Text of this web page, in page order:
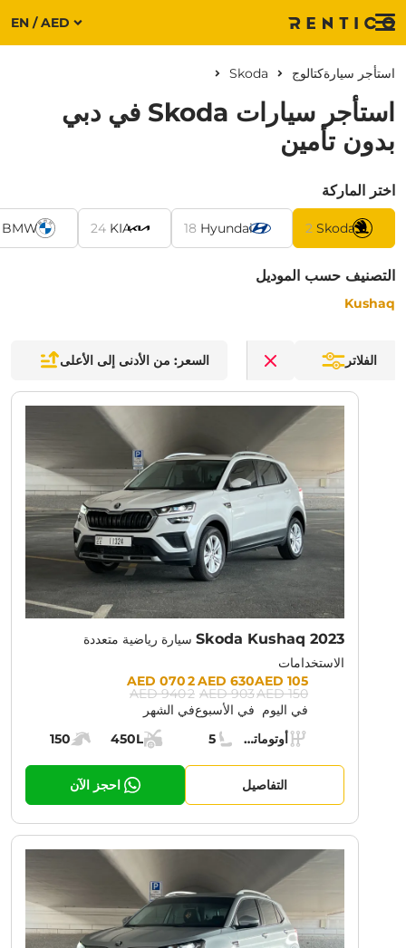
EN / AED
Menu
استأجر سيارات Skoda في دبي
بدون تأمين
استأجر سيارةكتالوج Skoda
اختر الماركة
Skoda
2
Hyundai
18
KIA
24
BMW
التصنيف حسب الموديل
Kushaq
الفلاتر
Clear filters
السعر: من الأدنى إلى الأعلى
Skoda Kushaq 2023 سيارة رياضية متعددة
الاستخدامات
Prices:
105 AED
150 AED
في اليوم
630 AED
903 AED
في الأسبوع
2 070 AED
2 940 AED
في الشهر
Specs:ناقل الحركة:
أوتوماتيك (AT)
مقاعد:
5
مساحة الشحن:
450L
قوة المحرك:
150
التفاصيل احجز الآن